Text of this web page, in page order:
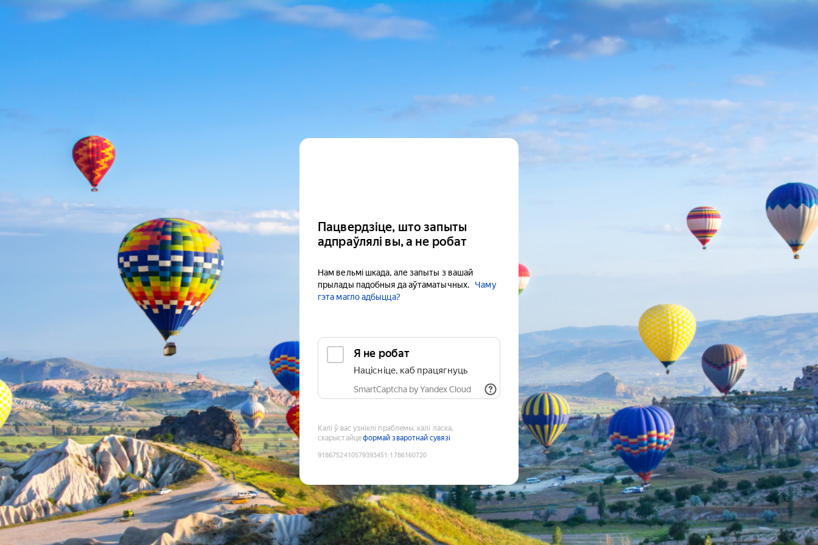
Пацвердзіце, што запыты
адпраўлялі вы, а не робат
Нам вельмі шкада, але запыты з вашай
прылады падобныя да аўтаматычных.
Чаму
гэта магло адбыцца?
Я не робат
Націсніце, каб працягнуць
SmartCaptcha by Yandex Cloud
Калі ў вас узніклі праблемы, калі ласка,
скарыстайцеформай зваротнай сувязі
9186752410579393451 :1786160720